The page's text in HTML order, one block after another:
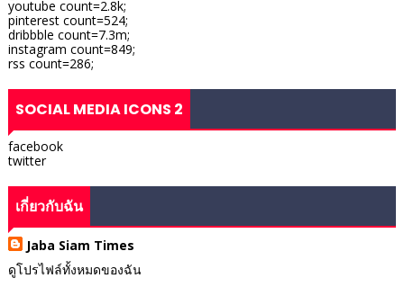
youtube count=2.8k;
pinterest count=524;
dribbble count=7.3m;
instagram count=849;
rss count=286;
SOCIAL MEDIA ICONS 2
facebook
twitter
เกี่ยวกับฉัน
Jaba Siam Times
ดูโปรไฟล์ทั้งหมดของฉัน